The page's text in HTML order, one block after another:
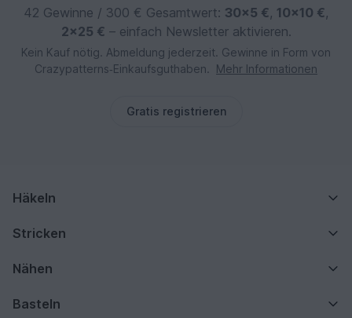
42 Gewinne / 300 € Gesamtwert: 30×5 €, 10×10 €,
2×25 € – einfach Newsletter aktivieren.
Kein Kauf nötig. Abmeldung jederzeit. Gewinne in Form von
Crazypatterns‑Einkaufsguthaben.
Mehr Informationen
Gratis registrieren
Häkeln
Stricken
Nähen
Basteln